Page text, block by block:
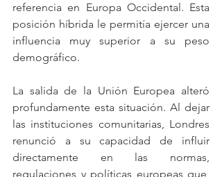
referencia en Europa Occidental. Esta
posición híbrida le permitía ejercer una
influencia muy superior a su peso
demográfico.
La salida de la Unión Europea alteró
profundamente esta situación. Al dejar
las instituciones comunitarias, Londres
renunció a su capacidad de influir
directamente en las normas,
regulaciones y políticas europeas que,